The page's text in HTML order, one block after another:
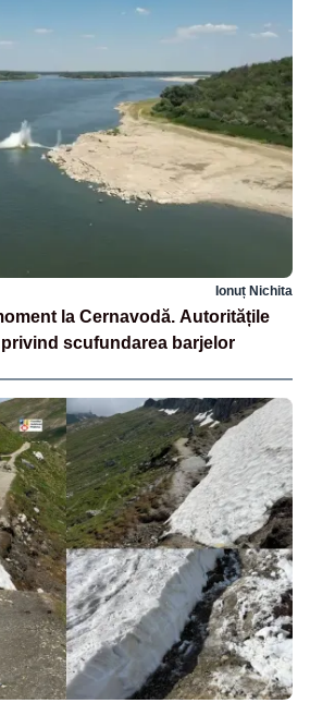
Ionuț Nichita
la Cernavodă. Autoritățile
scufundarea barjelor